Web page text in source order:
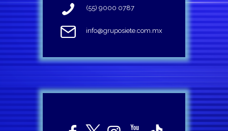
(55) 9000 0787
info@gruposiete.com.mx